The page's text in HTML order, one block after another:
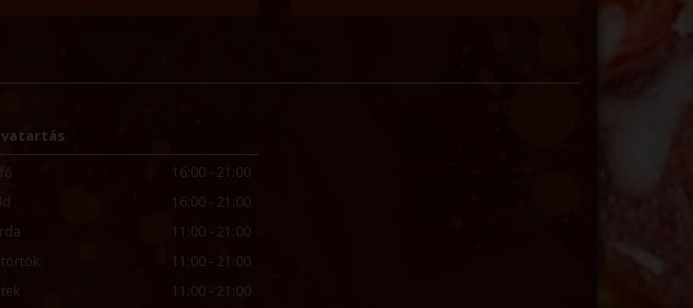
16:00 - 21:00
16:00 - 21:00
11:00 - 21:00
11:00 - 21:00
11:00 - 21:00